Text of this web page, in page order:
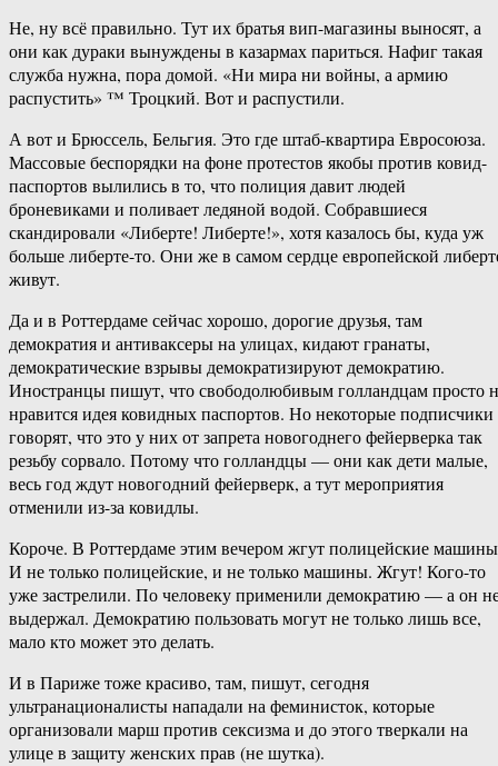
Не, ну всё правильно. Тут их братья вип-магазины выносят, а
они как дураки вынуждены в казармах париться. Нафиг такая
служба нужна, пора домой. «Ни мира ни войны, а армию
распустить» ™ Троцкий. Вот и распустили.
А вот и Брюссель, Бельгия. Это где штаб-квартира Евросоюза.
Массовые беспорядки на фоне протестов якобы против ковид-
паспортов вылились в то, что полиция давит людей
броневиками и поливает ледяной водой. Собравшиеся
скандировали «Либерте! Либерте!», хотя казалось бы, куда уж
больше либерте-то. Они же в самом сердце европейской
живут.
Да и в Роттердаме сейчас хорошо, дорогие друзья, там
демократия и антиваксеры на улицах, кидают гранаты,
демократические взрывы демократизируют демократию.
Иностранцы пишут, что свободолюбивым голландцам просто
нравится идея ковидных паспортов. Но некоторые подписчики
говорят, что это у них от запрета новогоднего фейерверка так
резьбу сорвало. Потому что голландцы — они как дети малые,
весь год ждут новогодний фейерверк, а тут мероприятия
отменили из-за ковидлы.
Короче. В Роттердаме этим вечером жгут полицейские
И не только полицейские, и не только машины. Жгут! Кого-то
уже застрелили. По человеку применили демократию — а он
выдержал. Демократию пользовать могут не только лишь все,
мало кто может это делать.
И в Париже тоже красиво, там, пишут, сегодня
ультранационалисты нападали на феминисток, которые
организовали марш против сексизма и до этого тверкали на
улице в защиту женских прав (не шутка).